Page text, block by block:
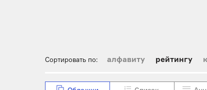
Сортировать по: алфавиту рейтингу